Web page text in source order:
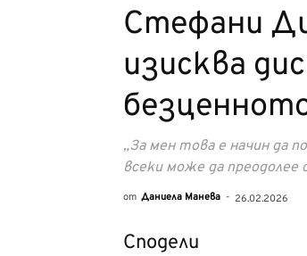
Стефани
изисква
„За мен това е начин да
всеки може да преодолее
от Даниела Манева - 26.02.2026
Сподели